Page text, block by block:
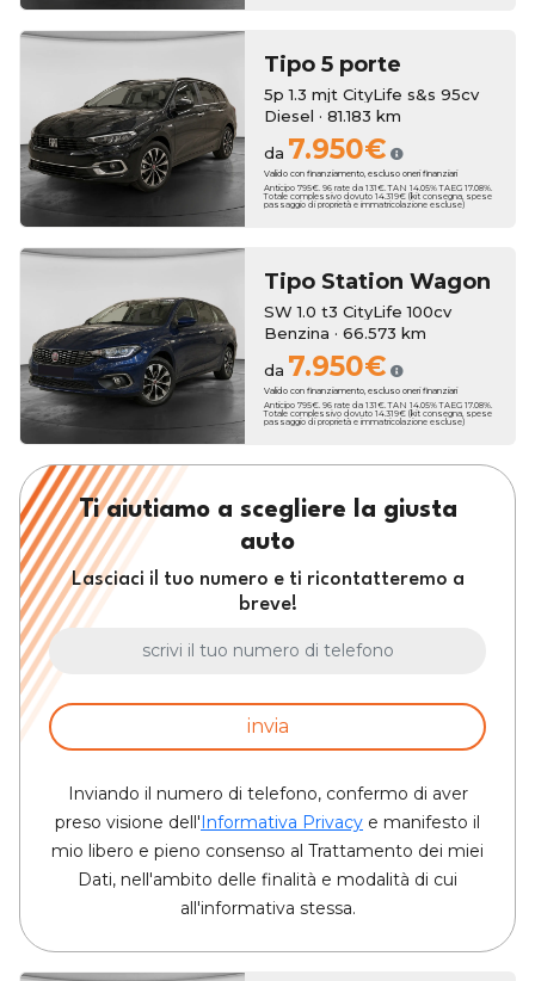
Tipo 5 porte
5p 1.3 mjt CityLife s&s 95cv
Diesel · 81.183 km
da 7.950€
Valido con finanziamento, escluso oneri finanziari
Anticipo 795€. 96 rate da 131€. TAN 14.05% TAEG 17.08%.
Totale complessivo dovuto 14.319€ (kit consegna, spese
passaggio di proprietà e immatricolazione escluse)
Tipo Station Wagon
SW 1.0 t3 CityLife 100cv
Benzina · 66.573 km
da 7.950€
Valido con finanziamento, escluso oneri finanziari
Anticipo 795€. 96 rate da 131€. TAN 14.05% TAEG 17.08%.
Totale complessivo dovuto 14.319€ (kit consegna, spese
passaggio di proprietà e immatricolazione escluse)
Ti aiutiamo a scegliere la giusta
auto
Lasciaci il tuo numero e ti ricontatteremo a
breve!
invia
Inviando il numero di telefono, confermo di aver
preso visione dell'Informativa Privacy e manifesto il
mio libero e pieno consenso al Trattamento dei miei
Dati, nell'ambito delle finalità e modalità di cui
all'informativa stessa.